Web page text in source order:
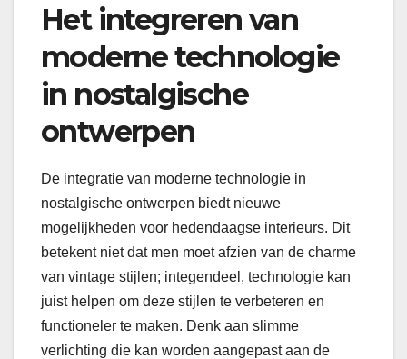
Het integreren van
moderne technologie
in nostalgische
ontwerpen
De integratie van moderne technologie in
nostalgische ontwerpen biedt nieuwe
mogelijkheden voor hedendaagse interieurs. Dit
betekent niet dat men moet afzien van de charme
van vintage stijlen; integendeel, technologie kan
juist helpen om deze stijlen te verbeteren en
functioneler te maken. Denk aan slimme
verlichting die kan worden aangepast aan de